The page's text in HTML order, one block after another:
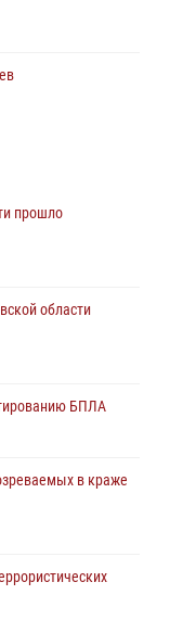
празднования
на избирательном
прошло
области
БПЛА
в краже